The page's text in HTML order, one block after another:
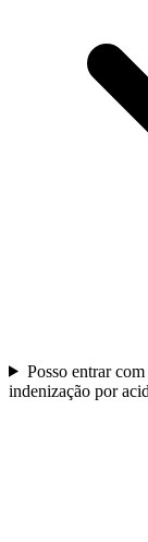
Posso entrar
indenização por